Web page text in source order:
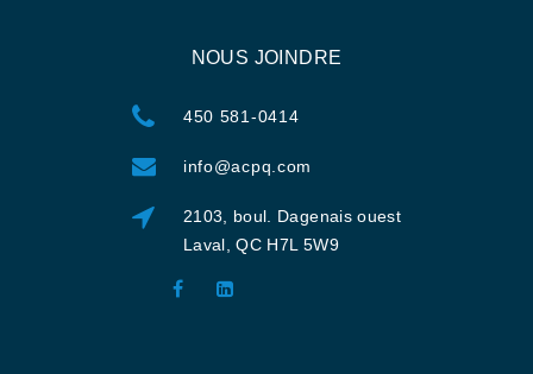
NOUS JOINDRE
450 581-0414
info@acpq.com
2103, boul. Dagenais ouest
Laval, QC H7L 5W9